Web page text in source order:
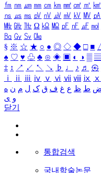
㎙ ㎚ ㎛ ㎜ ㎝ ㎞ ㎟ ㎠ ㎡ ㎢
㎱ ㎲ ㎳ ㎴ ㎵ ㎶ ㎷ ㎸ ㎹ ㎀
㎒ ㎓ ㎔ Ω ㏀ ㏁ ㎊ ㎋ ㎌ ㏖
㏃ ㏉ ㏜ ㏆
§ ※ ☆ ★ ○ ● ◎ ◇ ◆ □ ■
♠ ♡ ♥ ♧ ♣ ⊙ ◈ ▣ ◐ ◑ ▒
‡ ↕ ↗ ↙ ↖ ↘ ♭ ♩ ♪ ♬ ㉿
ⅰ
ⅱ ⅲ ⅳ ⅴ ⅵ ⅶ ⅷ ⅸ ⅹ
ط ظ ع غ ف ق ک ل م ن ه
و ی
닫기
통합검색
국내학술논문